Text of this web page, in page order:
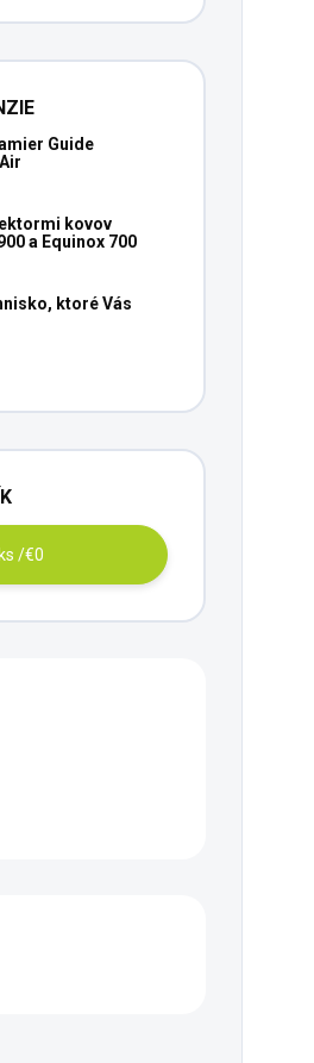
Guide
kovov
a Equinox 700
ktoré Vás
ks /€0